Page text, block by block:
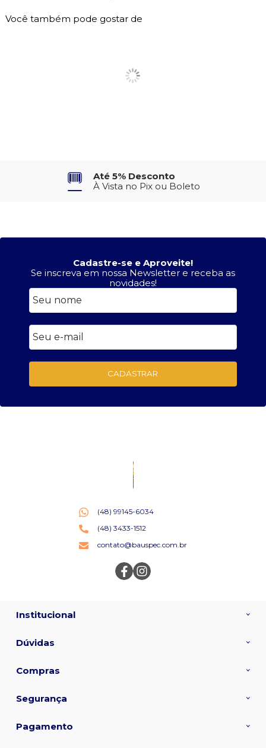
Você também pode gostar de
Até 5% Desconto
À Vista no Pix ou Boleto
Cadastre-se e Aproveite!
Se inscreva em nossa Newsletter e receba as
novidades!
CADASTRAR
(48) 99145-6034
(48) 3433-1512
contato@bauspec.com.br
Institucional
Dúvidas
Compras
Segurança
Pagamento